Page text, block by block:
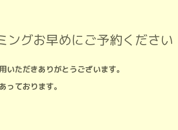
ングお早めにご予約ください
いただきありがとうございます。
っております。